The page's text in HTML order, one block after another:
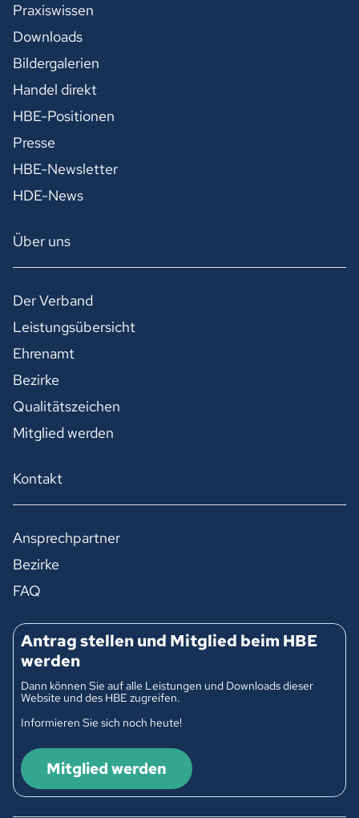
Praxiswissen
Downloads
Bildergalerien
Handel direkt
HBE-Positionen
Presse
HBE-Newsletter
HDE-News
Über uns
Der Verband
Leistungsübersicht
Ehrenamt
Bezirke
Qualitätszeichen
Mitglied werden
Kontakt
Ansprechpartner
Bezirke
FAQ
Antrag stellen und Mitglied beim HBE
werden
Dann können Sie auf alle Leistungen und Downloads dieser
Website und des HBE zugreifen.
Informieren Sie sich noch heute!
Mitglied werden